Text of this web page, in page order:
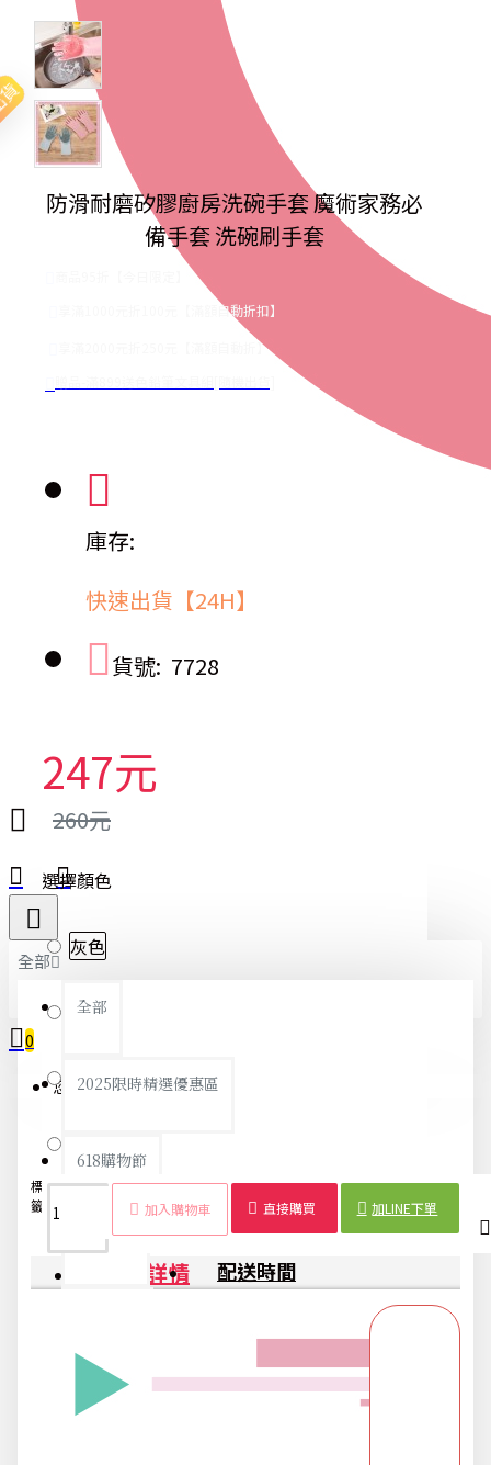
全部
全部
2025限時精選優惠區
618購物節
DIY專區
交換禮物專區 95折
0
您的購物車內沒有商品！
防滑耐磨矽膠廚房洗碗手套 魔術家務必
備手套 洗碗刷手套
享滿1000元折100元【滿額自動折扣】
享滿2000元折250元【滿額自動折】
庫存:
快速出貨【24H】
貨號: 7728
247元
260元
選擇顏色
灰色
藍色
粉紅
加入購物車 直接購買 加LINE下單
標
籤：
洗碗
矽膠
材質
防
滑
耐
磨
魔術
廚房
必備
家務
必備
洗
碗
清潔
神器
多
功
商品詳情 配送時間